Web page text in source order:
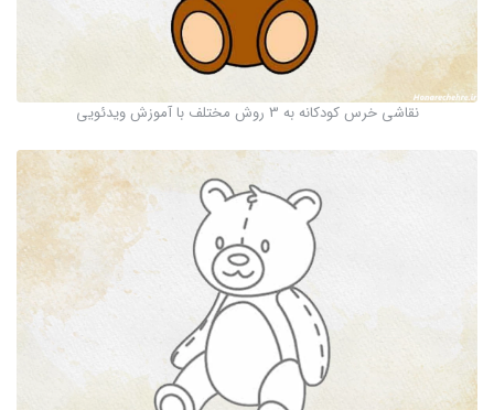
نقاشی خرس کودکانه به 3 روش مختلف با آموزش ویدئویی